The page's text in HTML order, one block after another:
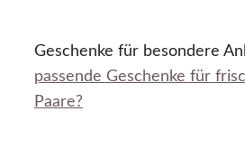
Geschenke für besondere
passende Geschenke für
Paare?